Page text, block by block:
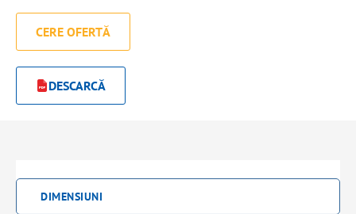
CERE OFERTĂ
DESCARCĂ
DIMENSIUNI